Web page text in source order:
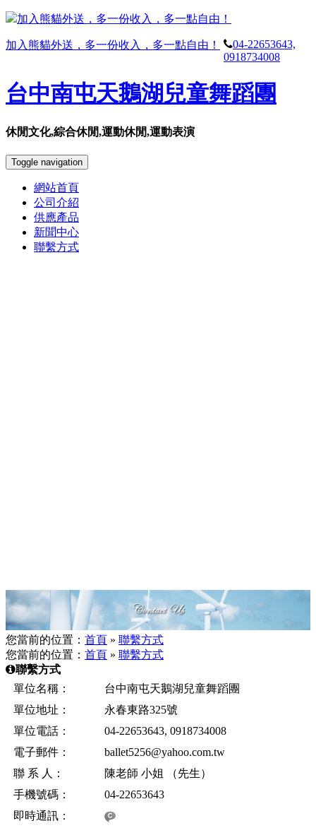
加入熊貓外送，多一份收入，多一點自由！
加入熊貓外送，多一份收入，多一點自由！
04-22653643,
0918734008
台中南屯天鵝湖兒童舞蹈團
休閒文化,綜合休閒,運動休閒,運動表演
Toggle navigation
網站首頁
公司介紹
供應產品
新聞中心
聯繫方式
您當前的位置： 首頁 » 聯繫方式
您當前的位置： 首頁 » 聯繫方式
聯繫方式
單位名稱：
台中南屯天鵝湖兒童舞蹈團
單位地址：
永春東路325號
單位電話：
04-22653643, 0918734008
電子郵件：
ballet5256@yahoo.com.tw
聯 系 人：
陳老師 小姐 （先生）
手機號碼：
04-22653643
即時通訊：